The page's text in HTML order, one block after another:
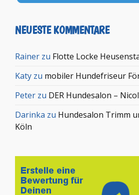
NEUESTE KOMMENTARE
Rainer zu Flotte Locke
Katy zu mobiler Hundefriseur
Peter zu DER Hundesalon –
Darinka zu Hundesalon Trimm
Köln